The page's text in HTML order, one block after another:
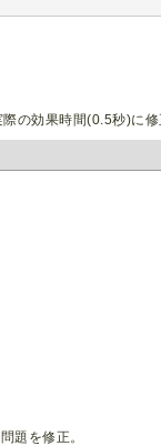
の効果時間(0.5秒)に修
題を修正。